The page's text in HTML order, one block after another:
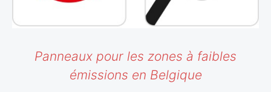
Panneaux pour les zones à faibles
émissions en Belgique